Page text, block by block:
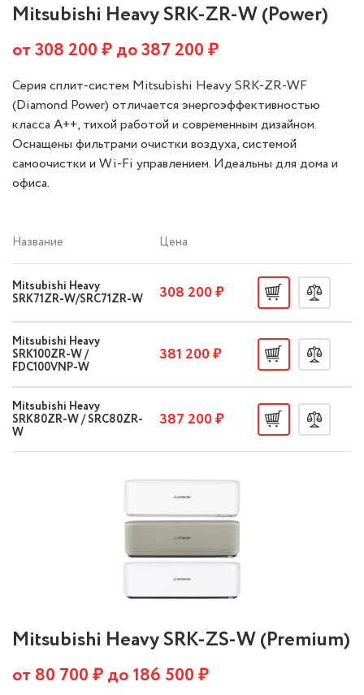
Mitsubishi Heavy SRK-ZR-W (Power)
от308 200₽ до387 200₽
Серия сплит-систем Mitsubishi Heavy SRK-ZR-WF
(Diamond Power) отличается энергоэффективностью
класса А++, тихой работой и современным дизайном.
Оснащены фильтрами очистки воздуха, системой
самоочистки и Wi-Fi управлением. Идеальны для дома и
офиса.
Название Цена
Mitsubishi Heavy
SRK71ZR-W/SRC71ZR-W
308 200 ₽
Mitsubishi Heavy
SRK100ZR-W /
FDC100VNP-W
381 200 ₽
Mitsubishi Heavy
SRK80ZR-W / SRC80ZR-
W
387 200 ₽
Mitsubishi Heavy SRK-ZS-W (Premium)
от 80 700₽ до186 500₽